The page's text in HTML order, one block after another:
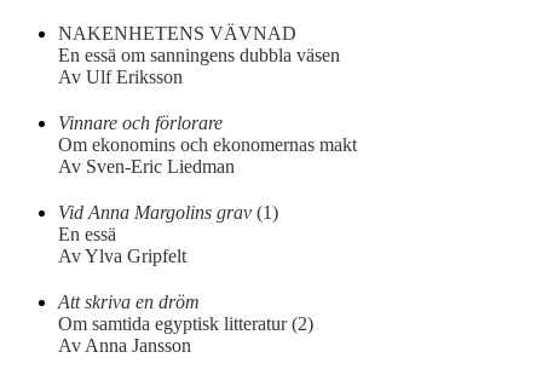
NAKENHETENS VÄVNAD
En essä om sanningens dubbla väsen
Av Ulf Eriksson
Vinnare och förlorare
Om ekonomins och ekonomernas makt
Av Sven-Eric Liedman
Vid Anna Margolins grav (1)
En essä
Av Ylva Gripfelt
Att skriva en dröm
Om samtida egyptisk litteratur (2)
Av Anna Jansson